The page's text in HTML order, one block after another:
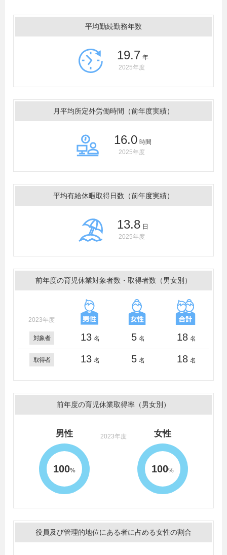
平均勤続勤務年数
19.7 年
2025年度
月平均所定外労働時間（前年度実績）
16.0 時間
2025年度
平均有給休暇取得日数（前年度実績）
13.8 日
2025年度
前年度の育児休業対象者数・取得者数（男女別）
2023年度
対象者 13 名 5 名 18 名
取得者 13 名 5 名 18 名
前年度の育児休業取得率（男女別）
2023年度
男性
100%
女性
100%
役員及び管理的地位にある者に占める女性の割合